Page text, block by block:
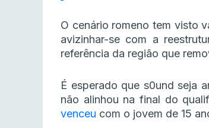
O cenário romeno tem visto
avizinhar-se com a
referência da região que
É esperado que s0und seja
não alinhou na final do
venceu com o jovem de 15